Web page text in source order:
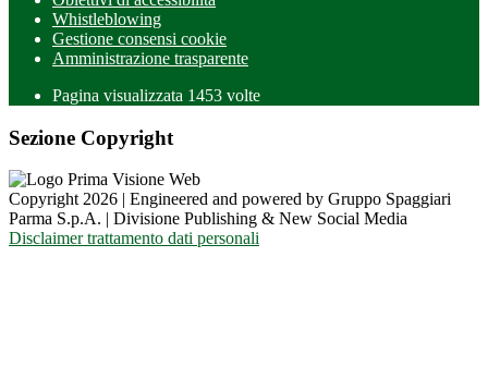
Whistleblowing
Gestione consensi cookie
Amministrazione trasparente
Pagina visualizzata 1453 volte
Sezione Copyright
Copyright 2026 | Engineered and powered by Gruppo Spaggiari
Parma S.p.A. | Divisione Publishing & New Social Media
Disclaimer trattamento dati personali